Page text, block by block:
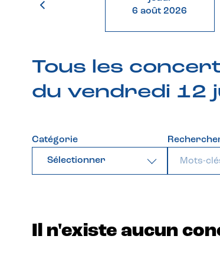
6 août 2026
Tous les
du vendredi 12
Catégorie
Sélectionner
Il n'existe aucun